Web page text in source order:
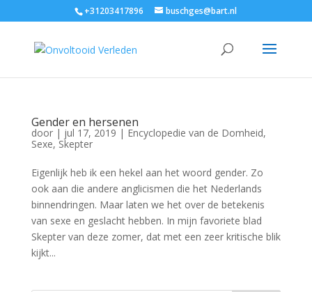
+31203417896 buschges@bart.nl
Gender en hersenen
door | jul 17, 2019 | Encyclopedie van de Domheid,
Sexe,Skepter
Eigenlijk heb ik een hekel aan het woord gender. Zo
ook aan die andere anglicismen die het Nederlands
binnendringen. Maar laten we het over de betekenis
van sexe en geslacht hebben. In mijn favoriete blad
Skepter van deze zomer, dat met een zeer kritische blik
kijkt...